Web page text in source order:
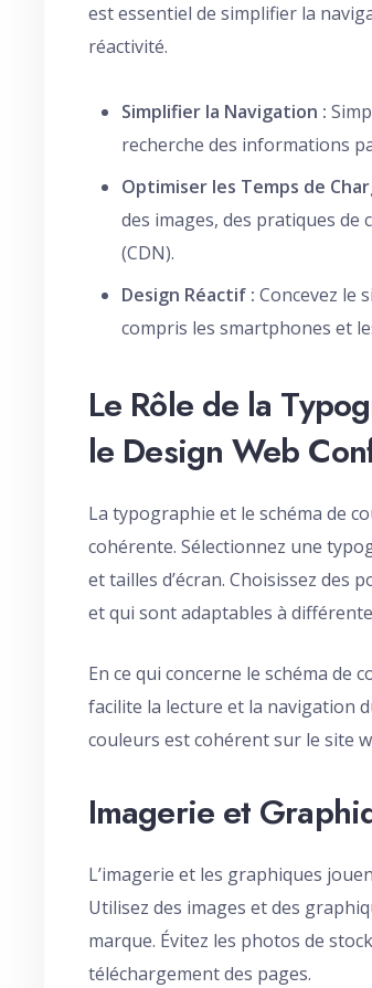
est essentiel de simplifier la
réactivité.
Simplifier la Navigation :
recherche des informations
Optimiser les Temps de
des images, des pratiques de
(CDN).
Design Réactif : Concevez le
compris les smartphones et
Le Rôle de la
le Design Web
La typographie et le schéma de
cohérente. Sélectionnez une
et tailles d’écran. Choisissez des
et qui sont adaptables à
En ce qui concerne le schéma de
facilite la lecture et la navigation
couleurs est cohérent sur le site
Imagerie et
L’imagerie et les graphiques
Utilisez des images et des
marque. Évitez les photos de
téléchargement des pages.